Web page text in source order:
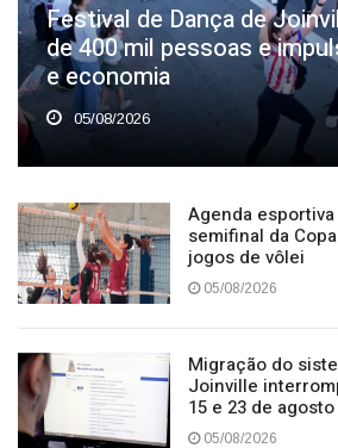
Festival de Dança de
de 400 mil pessoas e
e economia
05/08/2026
Agenda
semifinal da
jogos de vôlei
05/08/2026
Migração do
Joinville
15 e 23 de agosto
05/08/2026